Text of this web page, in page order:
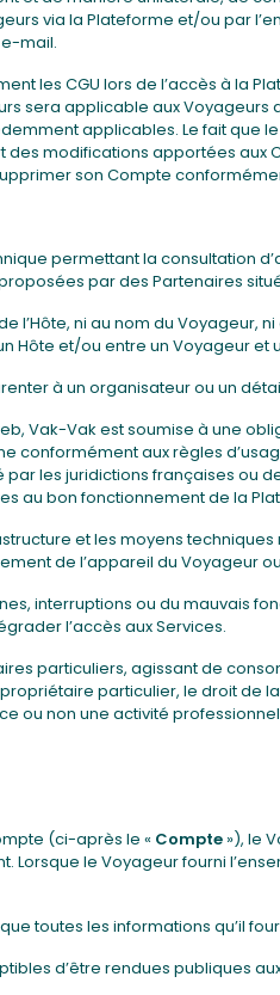
via la Plateforme et/ou par
mail.
les CGU lors de l’accès à la
sera applicable aux Voyageurs
applicables. Le fait que
modifications apportées aux
son Compte
permettant la consultation
par des Partenaires
l’Hôte, ni au nom du
Hôte et/ou entre un Voyageur et
à un organisateur ou un
Vak-Vak est soumise à une
conformément aux règles
par les juridictions françaises
au bon fonctionnement de la
et les moyens
de l’appareil du Voyageur
interruptions ou du mauvais
l’accès aux Services.
particuliers, agissant de
particulier, le droit de
ou non une activité
(ci-après le « Compte »), le
Lorsque le Voyageur fourni
toutes les informations qu’il
d’être rendues publiques